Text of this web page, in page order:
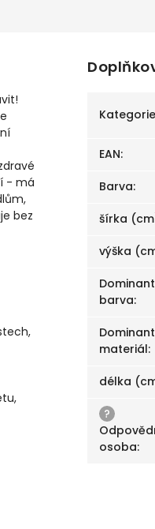
- má
bez
Kategorie
EAN:
Barva:
šírka
výška
barva:
materiál:
délka
?
osoba: